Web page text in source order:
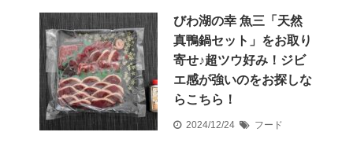
びわ湖の幸 魚三「天然
真鴨鍋セット」をお取り
寄せ♪超ツウ好み！ジビ
エ感が強いのをお探しな
らこちら！
2024/12/24 フード